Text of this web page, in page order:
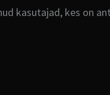
kasutajad, kes on